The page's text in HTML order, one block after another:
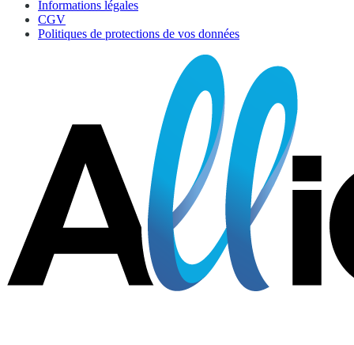
Informations légales
CGV
Politiques de protections de vos données